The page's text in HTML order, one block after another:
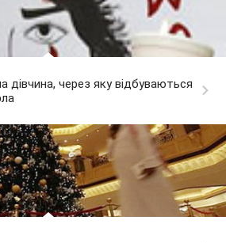
дівчина, через яку відбуваються